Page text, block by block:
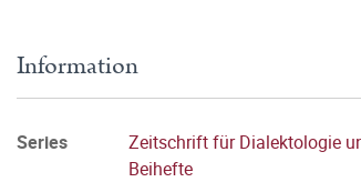
Information
Series
Zeitschrift für Dialektologie
Beihefte